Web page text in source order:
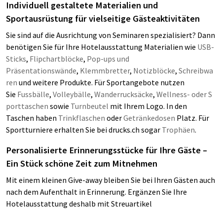
Individuell gestaltete Materialien und
Sportausrüstung für vielseitige Gästeaktivitäten
Sie sind auf die Ausrichtung von Seminaren spezialisiert? Dann
benötigen Sie für Ihre Hotelausstattung Materialien wie USB-
Sticks, Flipchartblöcke, Pop-ups und
Präsentationswände, Klemmbretter, Notizblöcke, Schreibwa
ren und weitere Produkte. Für Sportangebote nutzen
Sie Fussbälle, Volleybälle, Wanderrucksäcke, Wellness- oder S
porttaschen sowie Turnbeutel mit Ihrem Logo. In den
Taschen haben Trinkflaschen oderGetränkedosen Platz. Für
Sportturniere erhalten Sie bei drucks.ch sogar Trophäen.
Personalisierte Erinnerungsstücke für Ihre Gäste –
Ein Stück schöne Zeit zum Mitnehmen
Mit einem kleinen Give-away bleiben Sie bei Ihren Gästen auch
nach dem Aufenthalt in Erinnerung. Ergänzen Sie Ihre
Hotelausstattung deshalb mit Streuartikel